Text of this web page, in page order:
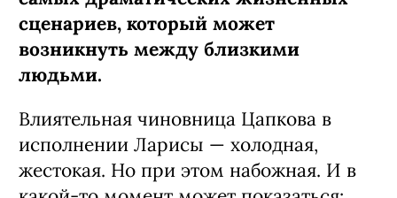
сценариев, который может
возникнуть между близкими
людьми.
Влиятельная чиновница Цапкова в
исполнении Ларисы — холодная,
жестокая. Но при этом набожная. И в